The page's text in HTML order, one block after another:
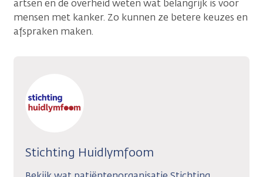
artsen en de overheid weten wat belangrijk is voor
mensen met kanker. Zo kunnen ze betere keuzes en
afspraken maken.
Stichting Huidlymfoom